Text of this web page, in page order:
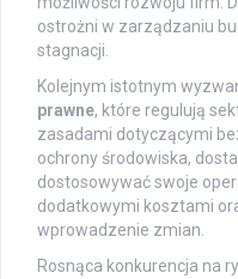
ostrożni w zarządzaniu
stagnacji.
Kolejnym istotnym
prawne, które regulują
zasadami dotyczącymi
ochrony środowiska,
dostosowywać swoje
dodatkowymi kosztami
wprowadzenie zmian.
Rosnąca konkurencja na